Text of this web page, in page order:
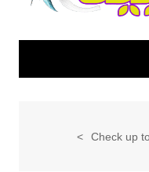
Check up